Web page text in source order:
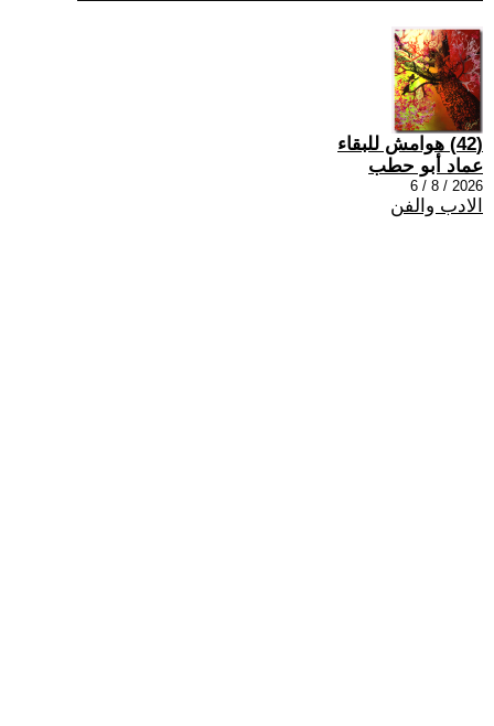
(42) هوامش للبقاء
عماد أبو حطب
2026 / 8 / 6
الادب والفن